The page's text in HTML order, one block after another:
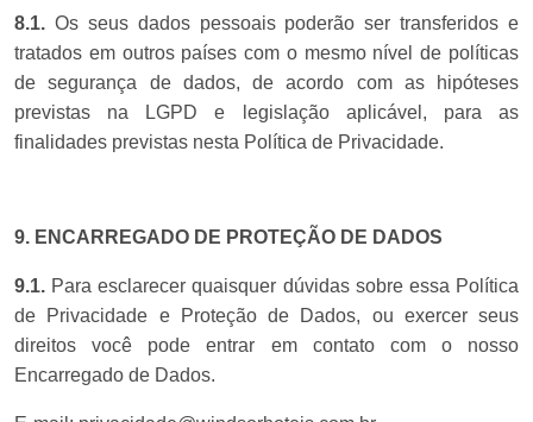
8.1. Os seus dados pessoais poderão ser transferidos e
tratados em outros países com o mesmo nível de políticas
de segurança de dados, de acordo com as hipóteses
previstas na LGPD e legislação aplicável, para as
finalidades previstas nesta Política de Privacidade.
9. ENCARREGADO DE PROTEÇÃO DE DADOS
9.1. Para esclarecer quaisquer dúvidas sobre essa Política
de Privacidade e Proteção de Dados, ou exercer seus
direitos você pode entrar em contato com o nosso
Encarregado de Dados.